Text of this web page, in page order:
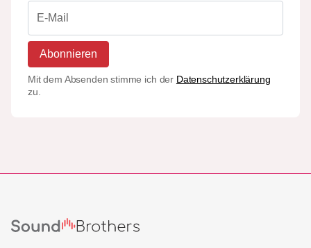
Abonnieren
Mit dem Absenden stimme ich der Datenschutzerklärung
zu.